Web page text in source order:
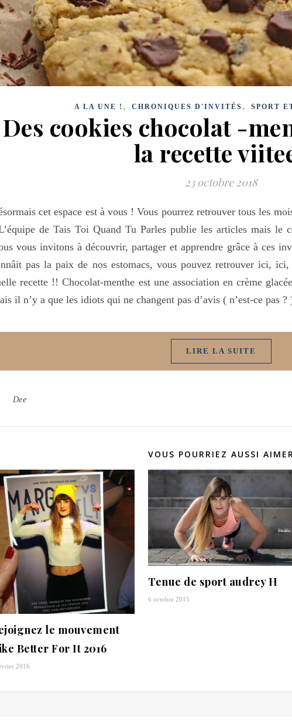
A LA UNE ! , CHRONIQUES D'INVITÉS , SPORT
Des cookies chocolat -
la recette
23 octobre 2018
cet espace est à vous ! Vous pourrez retrouver tous les
de Tais Toi Quand Tu Parles publie les articles mais le
vous invitons à découvrir, partager et apprendre grâce à ces
pas la paix de nos estomacs, vous pouvez retrouver ici,
recette !! Chocolat-menthe est une association en crème
il n’y a que les idiots qui ne changent pas d’avis ( n’est-ce pas
LIRE LA SUITE
Dee
VOUS POURRIEZ AUSSI
le mouvement
Better For It 2016
2016
Tenue de sport audrey H
6 octobre 2015